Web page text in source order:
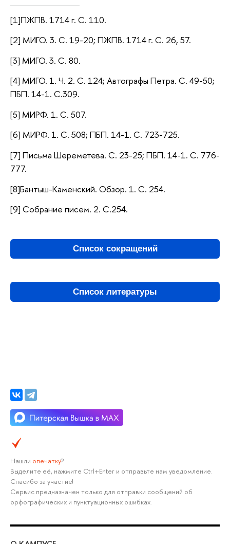
[1]ПЖПВ. 1714 г. С. 110.
[2] МИГО. 3. С. 19-20; ПЖПВ. 1714 г. С. 26, 57.
[3] МИГО. 3. С. 80.
[4] МИГО. 1. Ч. 2. С. 124; Автографы Петра. С. 49-50;
ПБП. 14-1. С.309.
[5] МИРФ. 1. С. 507.
[6] МИРФ. 1. С. 508; ПБП. 14-1. С. 723-725.
[7] Письма Шереметева. С. 23-25; ПБП. 14-1. С. 776-
777.
[8]Бантыш-Каменский. Обзор. 1. С. 254.
[9] Собрание писем. 2. С.254.
Список сокращений
Список литературы
Нашли опечатку?
Выделите её, нажмите Ctrl+Enter и отправьте нам уведомление.
Спасибо за участие!
Сервис предназначен только для отправки сообщений об
орфографических и пунктуационных ошибках.